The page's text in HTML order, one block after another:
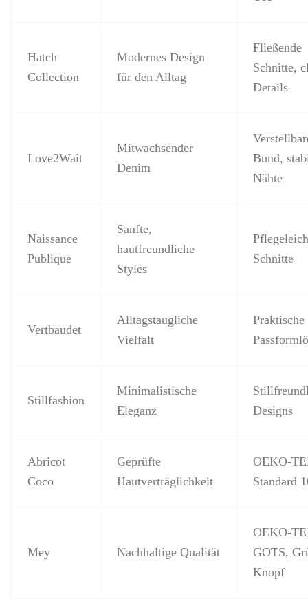
Hatch
Collection
Modernes Design
für den Alltag
Fließende
Schnitte,
Details
Love2Wait
Mitwachsender
Denim
Bund,
Nähte
Naissance
Publique
Sanfte,
hautfreundliche
Styles
Schnitte
Vertbaudet
Alltagstaugliche
Vielfalt
Praktische
Stillfashion
Minimalistische
Eleganz
Designs
Abricot
Coco
Geprüfte
Hautverträglichkeit
OEKO-
Standard
Mey Nachhaltige Qualität
OEKO-
GOTS,
Knopf